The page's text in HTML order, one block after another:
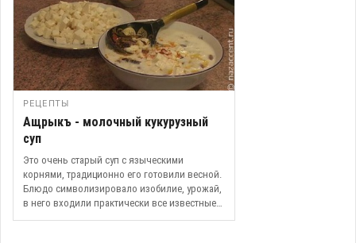
РЕЦЕПТЫ
Ащрыкъ - молочный кукурузный
суп
Это очень старый суп с языческими
корнями, традиционно его готовили весной.
Блюдо символизировало изобилие, урожай,
в него входили практически все известные